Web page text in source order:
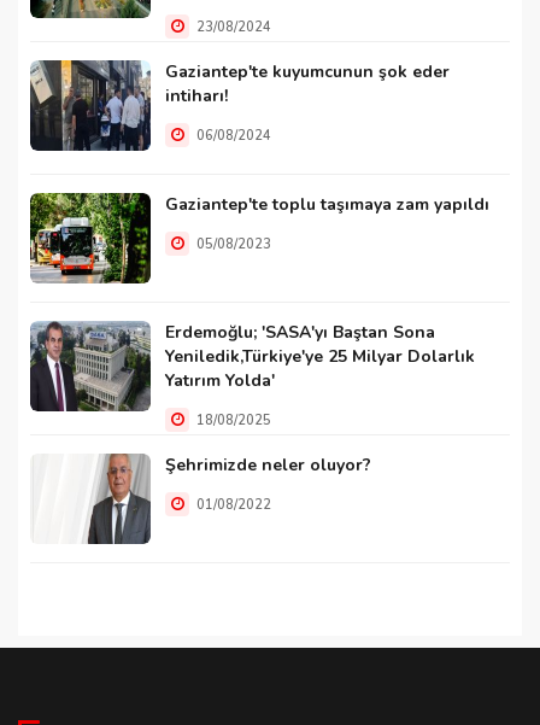
23/08/2024
Gaziantep'te kuyumcunun şok eder
intiharı!
06/08/2024
Gaziantep'te toplu taşımaya zam yapıldı
05/08/2023
Erdemoğlu; 'SASA'yı Baştan Sona
Yeniledik,Türkiye'ye 25 Milyar Dolarlık
Yatırım Yolda'
18/08/2025
Şehrimizde neler oluyor?
01/08/2022